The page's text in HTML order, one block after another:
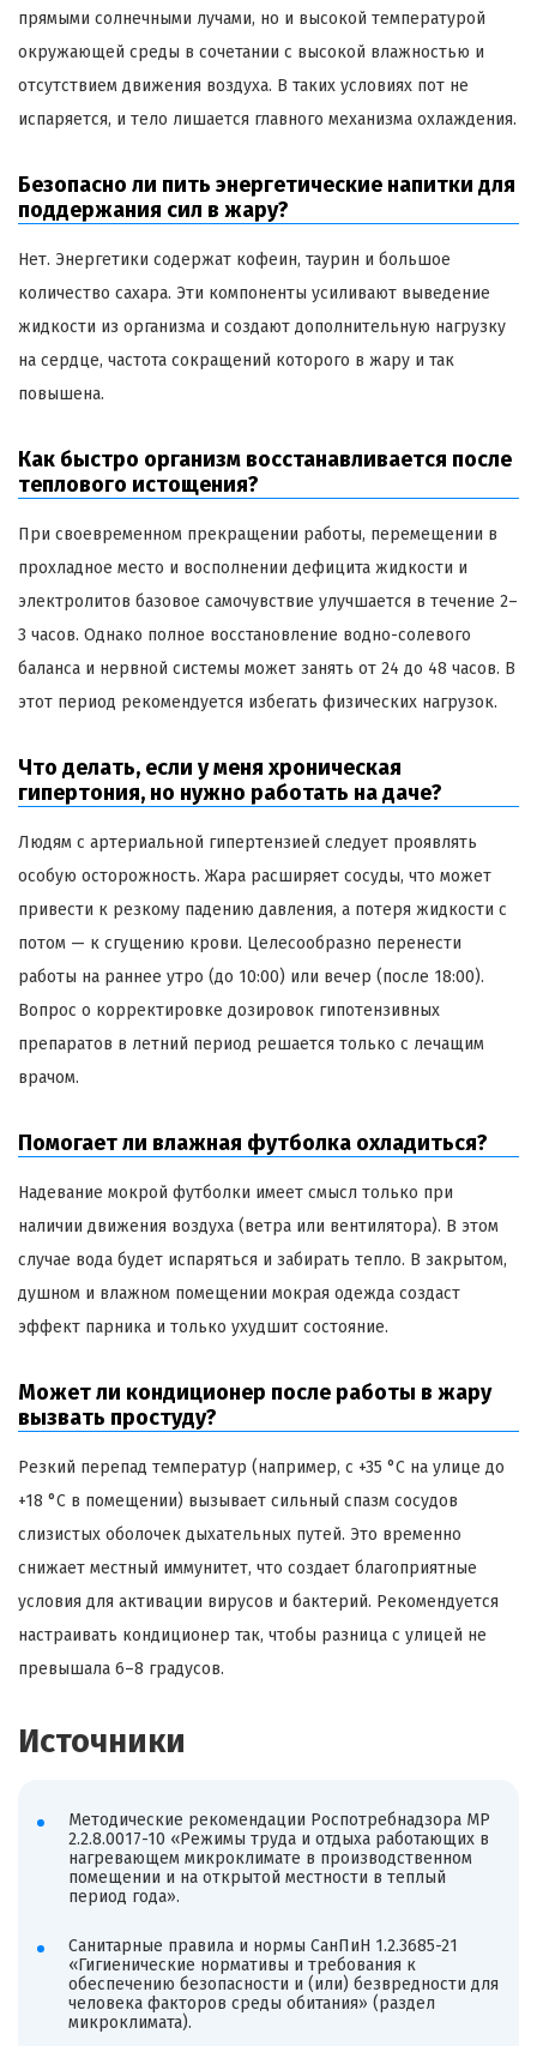
прямыми солнечными лучами, но и высокой температурой
окружающей среды в сочетании с высокой влажностью и
отсутствием движения воздуха. В таких условиях пот не
испаряется, и тело лишается главного механизма охлаждения.
Безопасно ли пить энергетические напитки для
поддержания сил в жару?
Нет. Энергетики содержат кофеин, таурин и большое
количество сахара. Эти компоненты усиливают выведение
жидкости из организма и создают дополнительную нагрузку
на сердце, частота сокращений которого в жару и так
повышена.
Как быстро организм восстанавливается после
теплового истощения?
При своевременном прекращении работы, перемещении в
прохладное место и восполнении дефицита жидкости и
электролитов базовое самочувствие улучшается в течение 2–
3 часов. Однако полное восстановление водно-солевого
баланса и нервной системы может занять от 24 до 48 часов. В
этот период рекомендуется избегать физических нагрузок.
Что делать, если у меня хроническая
гипертония, но нужно работать на даче?
Людям с артериальной гипертензией следует проявлять
особую осторожность. Жара расширяет сосуды, что может
привести к резкому падению давления, а потеря жидкости с
потом — к сгущению крови. Целесообразно перенести
работы на раннее утро (до 10:00) или вечер (после 18:00).
Вопрос о корректировке дозировок гипотензивных
препаратов в летний период решается только с лечащим
врачом.
Помогает ли влажная футболка охладиться?
Надевание мокрой футболки имеет смысл только при
наличии движения воздуха (ветра или вентилятора). В этом
случае вода будет испаряться и забирать тепло. В закрытом,
душном и влажном помещении мокрая одежда создаст
эффект парника и только ухудшит состояние.
Может ли кондиционер после работы в жару
вызвать простуду?
Резкий перепад температур (например, с +35 °C на улице до
+18 °C в помещении) вызывает сильный спазм сосудов
слизистых оболочек дыхательных путей. Это временно
снижает местный иммунитет, что создает благоприятные
условия для активации вирусов и бактерий. Рекомендуется
настраивать кондиционер так, чтобы разница с улицей не
превышала 6–8 градусов.
Источники
Методические рекомендации Роспотребнадзора МР
2.2.8.0017-10 «Режимы труда и отдыха работающих в
нагревающем микроклимате в производственном
помещении и на открытой местности в теплый
период года».
Санитарные правила и нормы СанПиН 1.2.3685-21
«Гигиенические нормативы и требования к
обеспечению безопасности и (или) безвредности для
человека факторов среды обитания» (раздел
микроклимата).